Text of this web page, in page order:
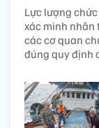
Lực lượng
xác minh nhân
các cơ quan
đúng quy định